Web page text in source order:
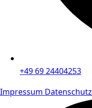
+49 69 24404253
Impressum Datenschutz